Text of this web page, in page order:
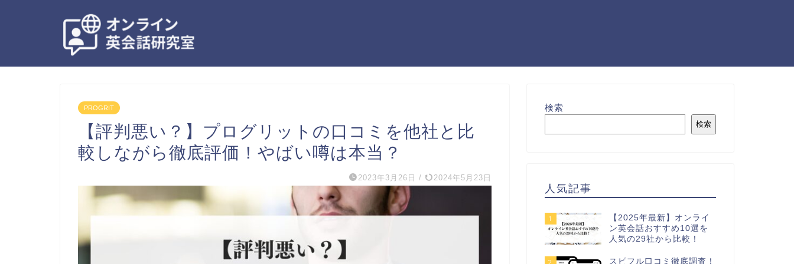
PROGRIT
【評判悪い？】プログリットの口コミを他社と比
較しながら徹底評価！やばい噂は本当？
2023年3月26日 / 2024年5月23日
検索
検索
人気記事
1
【2025年最新】オンライ
ン英会話おすすめ10選を
人気の29社から比較！
2 スピフル口コミ徹底調査！